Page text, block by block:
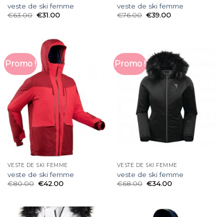
veste de ski femme
€63.00 €31.00
veste de ski femme
€76.00 €39.00
Promo !
VESTE DE SKI FEMME
veste de ski femme
€80.00 €42.00
Promo !
VESTE DE SKI FEMME
veste de ski femme
€68.00 €34.00